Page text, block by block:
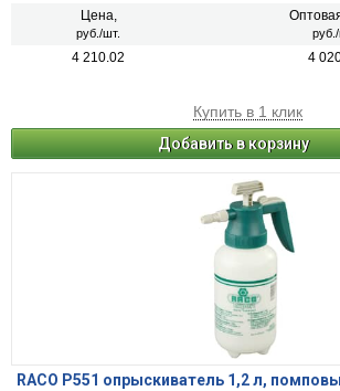
Цена,
руб./шт.
4 210.02 4
Купить в 1 клик
Добавить в корзину
RACO P551 опрыскиватель 1,2 л,